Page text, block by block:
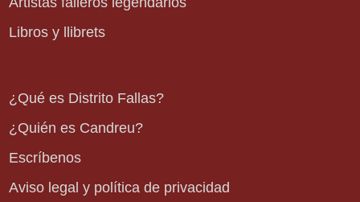
Libros y llibrets
¿Qué es Distrito Fallas?
¿Quién es Candreu?
Escríbenos
Aviso legal y política de privacidad